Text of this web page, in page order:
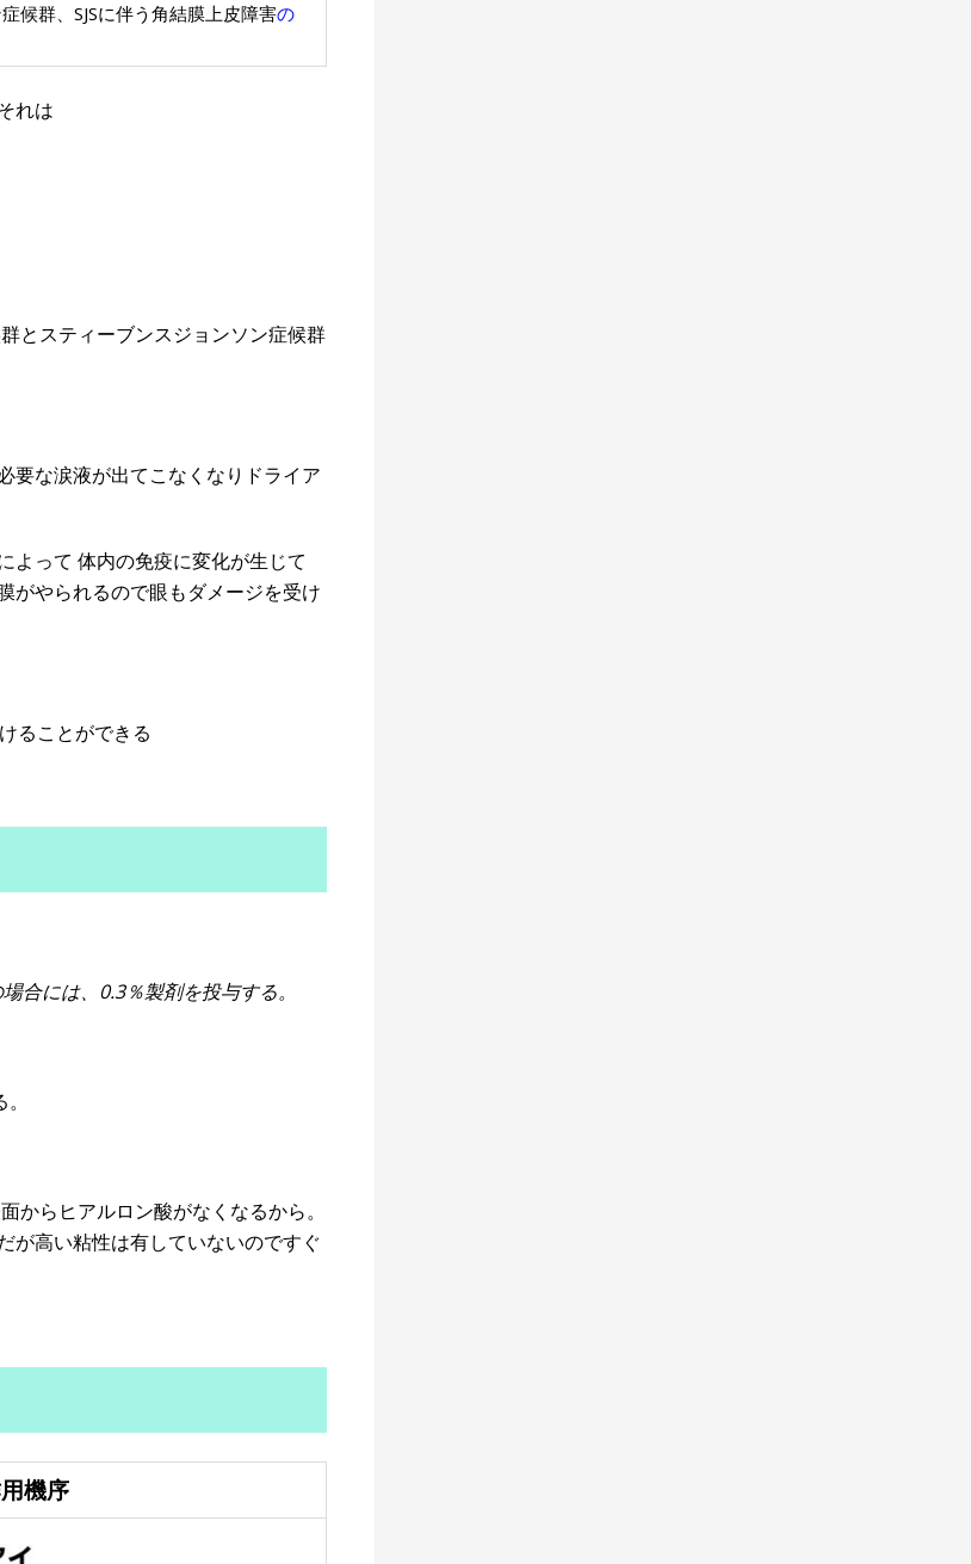
候群、SJSに伴う角結膜上皮障害の
れは
とスティーブンスジョンソン症候群
要な涙液が出てこなくなりドライア
よって 体内の免疫に変化が生じて
がやられるので眼もダメージを受け
ることができる
合には、0.3％製剤を投与する。
からヒアルロン酸がなくなるから。
が高い粘性は有していないのですぐ
機序